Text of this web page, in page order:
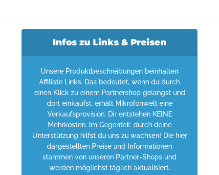
Infos zu Links & Preisen
Unsere Produktbeschreibungen beinhalten
Affiliate Links. Das bedeutet, wenn du durch
einen Klick zu einem Partnershop gelangst und
dort einkaufst, erhält Mikrofonwelt eine
Verkaufsprovision. Dir entstehen KEINE
Mehrkosten. Im Gegenteil: durch deine
Unterstützung hilfst du uns zu wachsen! Die hier
dargestellten Preise und Informationen
stammen von unseren Partner-Shops und
werden möglichst täglich aktualisiert.